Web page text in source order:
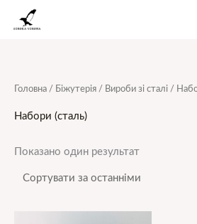
Перейти
Головна / Біжутерія / Вироби зі сталі /
Набори (сталь)
Показано один результат